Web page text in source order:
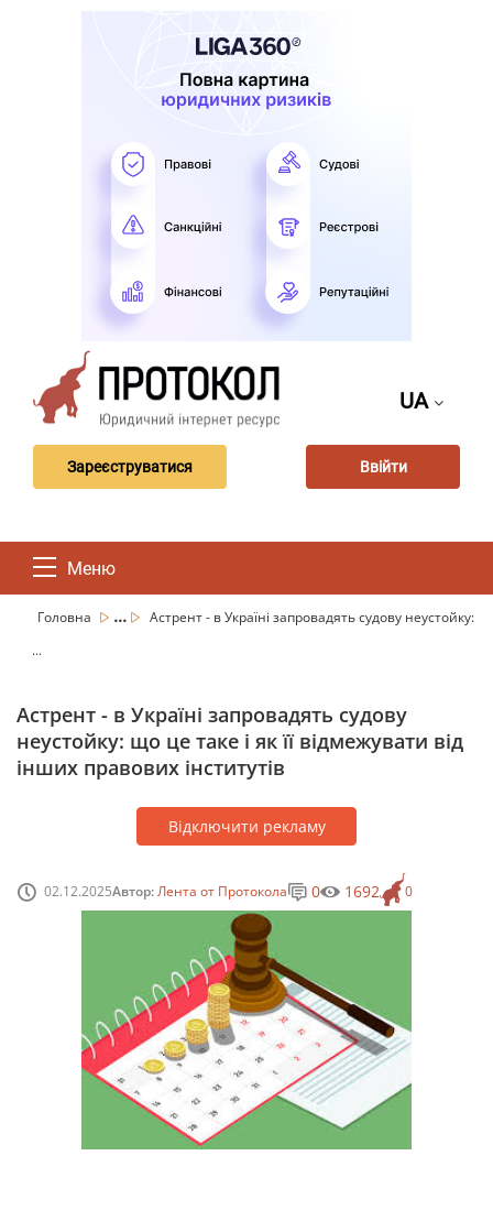
UA
Зареєструватися Ввійти
Меню
Головна ...
Астрент - в Україні запровадять судову неустойку:
...
Астрент - в Україні запровадять судову
неустойку: що це таке і як її відмежувати від
інших правових інститутів
Відключити рекламу
02.12.2025Автор:Лента от Протокола 0
0 1692